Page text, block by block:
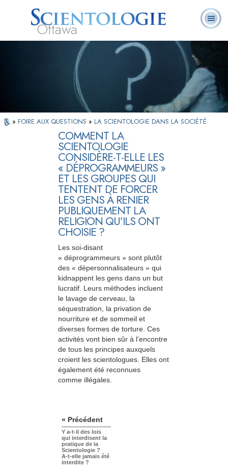
Ottawa
Qu’est-ce que la
Scientologie ?
Ministres
volontaires
Foire aux
questions
» FOIRE AUX QUESTIONS » LA SCIENTOLOGIE DANS LA SOCIÉTÉ
COMMENT LA
SCIENTOLOGIE
CONSIDÈRE-T-ELLE LES
« DÉPROGRAMMEURS »
ET LES GROUPES QUI
TENTENT DE FORCER
LES GENS À RENIER
PUBLIQUEMENT LA
RELIGION QU’ILS ONT
CHOISIE ?
Les soi-disant
« déprogrammeurs » sont plutôt
des « dépersonnalisateurs » qui
kidnappent les gens dans un but
lucratif. Leurs méthodes incluent
le lavage de cerveau, la
séquestration, la privation de
nourriture et de sommeil et
diverses formes de torture. Ces
activités vont bien sûr à l’encontre
de tous les principes auxquels
croient les scientologues. Elles ont
également été reconnues
comme illégales.
« Précédent
Y a-t-il des lois
qui interdisent la
pratique de la
Scientologie ?
A-t-elle jamais été
interdite ?